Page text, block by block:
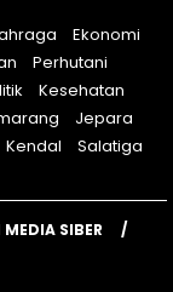
Ekonomi
Perhutani
Kesehatan
Jepara
Kendal
Salatiga
SIBER